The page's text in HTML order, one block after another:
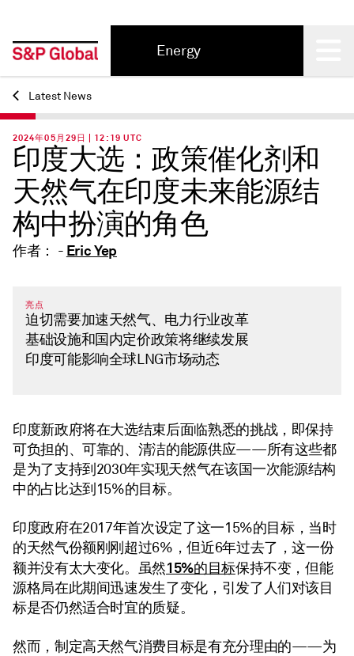
Energy
Back
Latest News
2024年05月29日 | 12:19 UTC
印度大选：政策催化剂和
天然气在印度未来能源结
构中扮演的角色
作者： - Eric Yep
亮点
迫切需要加速天然气、电力行业改革
基础设施和国内定价政策将继续发展
印度可能影响全球LNG市场动态
印度新政府将在大选结束后面临熟悉的挑战，即保持
可负担的、可靠的、清洁的能源供应——所有这些都
是为了支持到2030年实现天然气在该国一次能源结构
中的占比达到15%的目标。
印度政府在2017年首次设定了这一15%的目标，当时
的天然气份额刚刚超过6%，但近6年过去了，这一份
额并没有太大变化。虽然15%的目标保持不变，但能
源格局在此期间迅速发生了变化，引发了人们对该目
标是否仍然适合时宜的质疑。
然而，制定高天然气消费目标是有充分理由的——为